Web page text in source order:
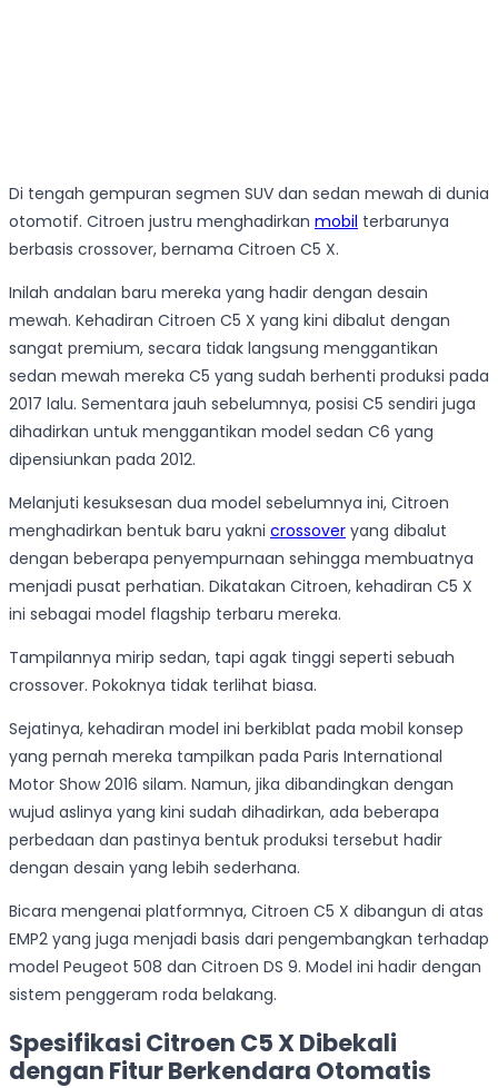
Di tengah gempuran segmen SUV dan sedan mewah di dunia
otomotif. Citroen justru menghadirkan mobil terbarunya
berbasis crossover, bernama Citroen C5 X.
Inilah andalan baru mereka yang hadir dengan desain
mewah. Kehadiran Citroen C5 X yang kini dibalut dengan
sangat premium, secara tidak langsung menggantikan
sedan mewah mereka C5 yang sudah berhenti produksi pada
2017 lalu. Sementara jauh sebelumnya, posisi C5 sendiri juga
dihadirkan untuk menggantikan model sedan C6 yang
dipensiunkan pada 2012.
Melanjuti kesuksesan dua model sebelumnya ini, Citroen
menghadirkan bentuk baru yakni crossover yang dibalut
dengan beberapa penyempurnaan sehingga membuatnya
menjadi pusat perhatian. Dikatakan Citroen, kehadiran C5 X
ini sebagai model flagship terbaru mereka.
Tampilannya mirip sedan, tapi agak tinggi seperti sebuah
crossover. Pokoknya tidak terlihat biasa.
Sejatinya, kehadiran model ini berkiblat pada mobil konsep
yang pernah mereka tampilkan pada Paris International
Motor Show 2016 silam. Namun, jika dibandingkan dengan
wujud aslinya yang kini sudah dihadirkan, ada beberapa
perbedaan dan pastinya bentuk produksi tersebut hadir
dengan desain yang lebih sederhana.
Bicara mengenai platformnya, Citroen C5 X dibangun di atas
EMP2 yang juga menjadi basis dari pengembangkan terhadap
model Peugeot 508 dan Citroen DS 9. Model ini hadir dengan
sistem penggeram roda belakang.
Spesifikasi Citroen C5 X Dibekali
dengan Fitur Berkendara Otomatis